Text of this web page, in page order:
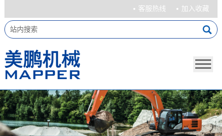
客服热线 加入收藏